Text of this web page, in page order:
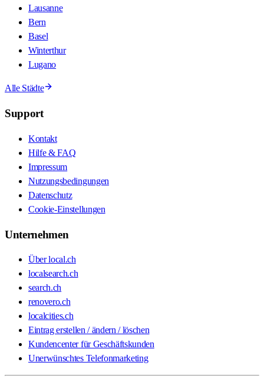
Lausanne
Bern
Basel
Winterthur
Lugano
Alle Städte
Support
Kontakt
Hilfe & FAQ
Impressum
Nutzungsbedingungen
Datenschutz
Cookie-Einstellungen
Unternehmen
Über local.ch
localsearch.ch
search.ch
renovero.ch
localcities.ch
Eintrag erstellen / ändern / löschen
Kundencenter für Geschäftskunden
Unerwünschtes Telefonmarketing